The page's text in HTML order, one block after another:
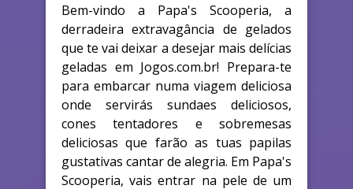
Bem-vindo a Papa's Scooperia, a
derradeira extravagância de gelados
que te vai deixar a desejar mais delícias
geladas em Jogos.com.br! Prepara-te
para embarcar numa viagem deliciosa
onde servirás sundaes deliciosos,
cones tentadores e sobremesas
deliciosas que farão as tuas papilas
gustativas cantar de alegria. Em Papa's
Scooperia, vais entrar na pele de um